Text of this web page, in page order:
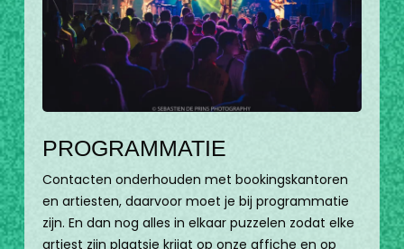
PROGRAMMATIE
Contacten onderhouden met bookingskantoren
en artiesten, daarvoor moet je bij programmatie
zijn. En dan nog alles in elkaar puzzelen zodat elke
artiest zijn plaatsje krijgt op onze affiche en op